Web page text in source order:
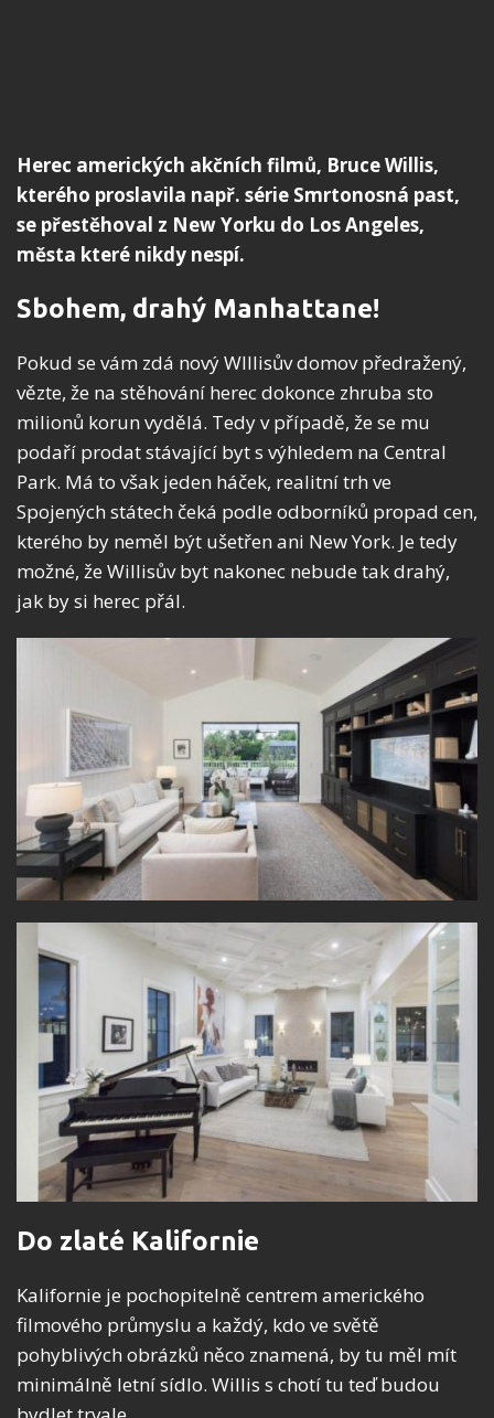
Herec amerických akčních filmů, Bruce Willis,
kterého proslavila např. série Smrtonosná past,
se přestěhoval z New Yorku do Los Angeles,
města které nikdy nespí.
Sbohem, drahý Manhattane!
Pokud se vám zdá nový WIllisův domov předražený,
vězte, že na stěhování herec dokonce zhruba sto
milionů korun vydělá. Tedy v případě, že se mu
podaří prodat stávající byt s výhledem na Central
Park. Má to však jeden háček, realitní trh ve
Spojených státech čeká podle odborníků propad cen,
kterého by neměl být ušetřen ani New York. Je tedy
možné, že Willisův byt nakonec nebude tak drahý,
jak by si herec přál.
Do zlaté Kalifornie
Kalifornie je pochopitelně centrem amerického
filmového průmyslu a každý, kdo ve světě
pohyblivých obrázků něco znamená, by tu měl mít
minimálně letní sídlo. Willis s chotí tu teď budou